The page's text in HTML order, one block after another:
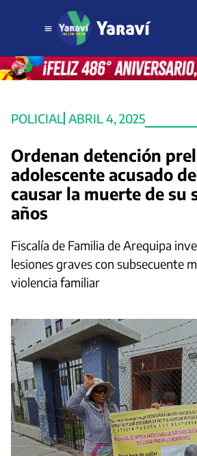
POLICIAL ABRIL 4, 2025
Ordenan detención
adolescente acusado
causar la muerte de su
años
Fiscalía de Familia de Arequipa
lesiones graves con subsecuente
violencia familiar